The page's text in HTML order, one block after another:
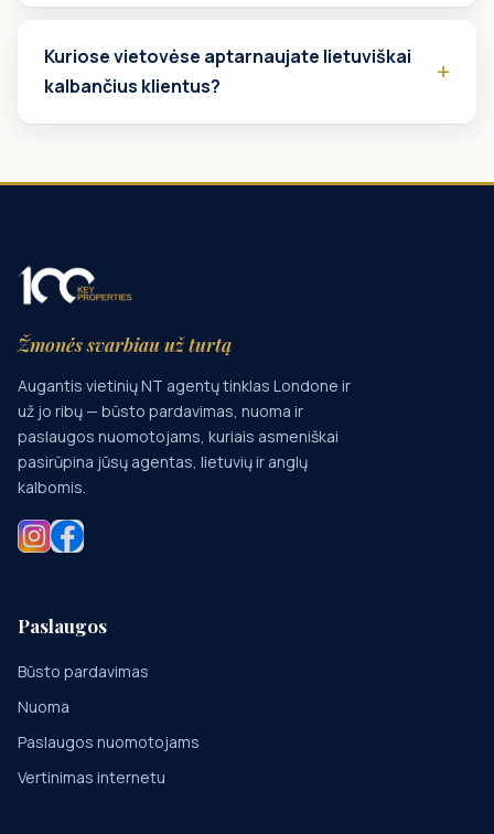
Kuriose vietovėse aptarnaujate lietuviškai
kalbančius klientus?
Žmonės svarbiau už turtą
Augantis vietinių NT agentų tinklas Londone ir
už jo ribų — būsto pardavimas, nuoma ir
paslaugos nuomotojams, kuriais asmeniškai
pasirūpina jūsų agentas, lietuvių ir anglų
kalbomis.
Paslaugos
Būsto pardavimas
Nuoma
Paslaugos nuomotojams
Vertinimas internetu